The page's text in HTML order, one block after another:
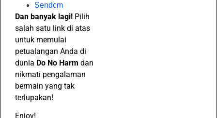
Sendcm
Dan banyak lagi! Pilih
salah satu link di atas
untuk memulai
petualangan Anda di
dunia Do No Harm dan
nikmati pengalaman
bermain yang tak
terlupakan!
Enjoy!